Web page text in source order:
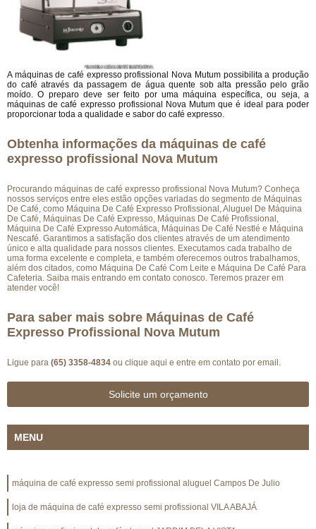
A máquinas de café expresso profissional Nova Mutum possibilita a produção
do café através da passagem de água quente sob alta pressão pelo grão
moído. O preparo deve ser feito por uma máquina específica, ou seja, a
máquinas de café expresso profissional Nova Mutum que é ideal para poder
proporcionar toda a qualidade e sabor do café expresso.
Obtenha informações da máquinas de café
expresso profissional Nova Mutum
Procurando máquinas de café expresso profissional Nova Mutum? Conheça
nossos serviços entre eles estão opções variadas do segmento de Máquinas
De Café, como Máquina De Café Expresso Profissional, Aluguel De Máquina
De Café, Máquinas De Café Expresso, Máquinas De Café Profissional,
Máquina De Café Expresso Automática, Máquinas De Café Nestlé e Máquina
Nescafé. Garantimos a satisfação dos clientes através de um atendimento
único e alta qualidade para nossos clientes. Executamos cada trabalho de
uma forma excelente e completa, e também oferecemos outros trabalhamos,
além dos citados, como Máquina De Café Com Leite e Máquina De Café Para
Cafeteria. Saiba mais entrando em contato conosco. Teremos prazer em
atender você!
Para saber mais sobre Máquinas de Café
Expresso Profissional Nova Mutum
Ligue para (65) 3358-4834 ou clique aqui e entre em contato por email.
Solicite um orçamento
MENU
máquina de café expresso semi profissional aluguel Campos De Julio
loja de máquina de café expresso semi profissional VILA ABAJÁ